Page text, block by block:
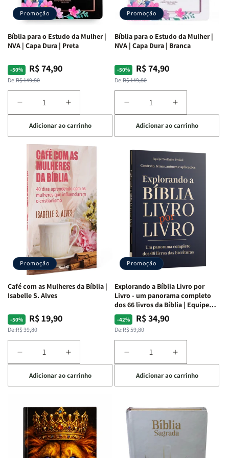
Promoção
Bíblia para o Estudo da Mulher |
NVA | Capa Dura | Preta
-50%
Preço
normal
De:R$ 149,80
Preço
promocional
R$ 74,90
Diminuir
a
quantidade
de
Bíblia
para
Estudo
da
Mulher
NVA
Capa
Dura
|
Preta
Aumentar
a
quantidade
de
Bíblia
para
o
Estudo
da
Mulher
|
NVA
|
Capa
Dura
|
Adicionar ao carrinho
Promoção
Bíblia para o Estudo da Mulher |
NVA | Capa Dura | Branca
-50%
Preço
normal
De:R$ 149,80
Preço
promocional
R$ 74,90
Diminuir
a
quantidade
de
Bíblia
o
Estudo
da
Mulher
NVA
Capa
Dura
|
Aumentar
a
quantidade
de
Bíblia
para
o
Estudo
Mulher
|
NVA
|
Capa
Dura
|
Adicionar ao carrinho
Promoção
Café com as Mulheres da Bíblia |
Isabelle S. Alves
-50%
Preço
normal
De:R$ 39,80
Preço
promocional
R$ 19,90
Diminuir
a
quantidade
de
com
Mulheres
da
Bíblia
Aumentar
a
quantidade
de
com
as
Mulheres
da
Bíblia
Adicionar ao carrinho
Promoção
Explorando a Bíblia Livro por
Livro - um panorama completo
dos 66 livros da Bíblia | Equipe
teológica Penkal
-42%
Preço
normal
De:R$ 59,80
Preço
promocional
R$ 34,90
Diminuir
a
quantidade
de
a
Bíblia
Livro
por
Livro
Aumentar
a
quantidade
de
a
Bíblia
Livro
Adicionar ao carrinho